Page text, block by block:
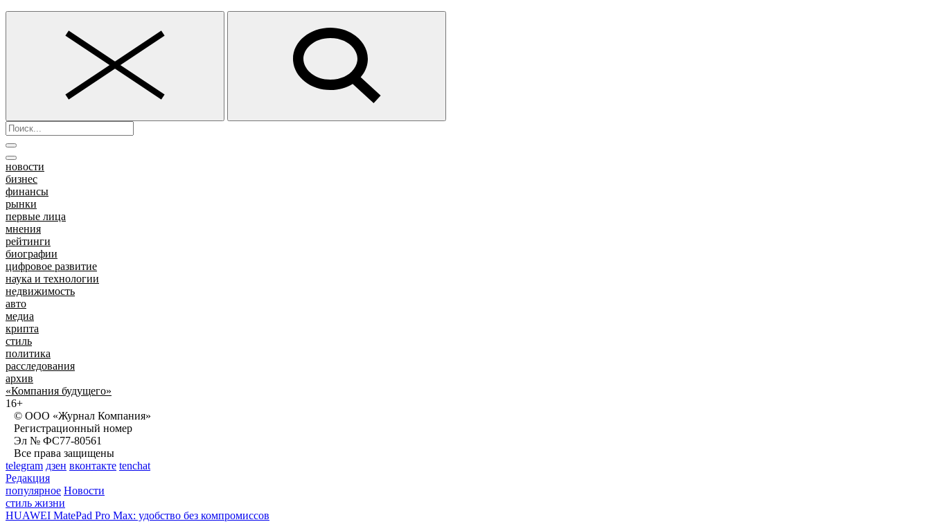
новости
бизнес
финансы
рынки
первые лица
мнения
рейтинги
биографии
цифровое развитие
наука и технологии
недвижимость
авто
медиа
крипта
стиль
политика
расследования
архив
«Компания будущего»
16+
© ООО «Журнал Компания»
Регистрационный номер
Эл № ФС77-80561
Все права защищены
telegram дзен вконтакте tenchat
Редакция
популярное Новости
стиль жизни
HUAWEI MatePad Pro Max: удобство без компромиссов